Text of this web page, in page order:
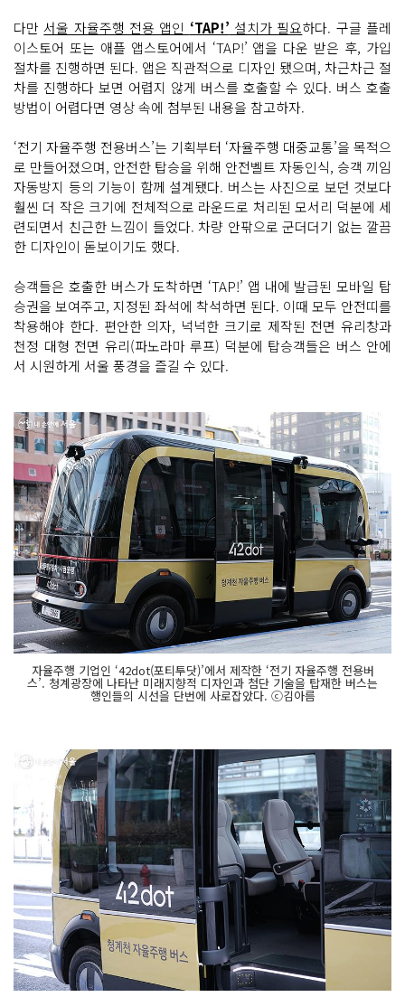
다만서울 자율주행 전용 앱인 ‘TAP!’ 설치가 필요하다. 구글 플레
이스토어 또는 애플 앱스토어에서 ‘TAP!’ 앱을 다운 받은 후, 가입
절차를 진행하면 된다. 앱은 직관적으로 디자인 됐으며, 차근차근 절
차를 진행하다 보면 어렵지 않게 버스를 호출할 수 있다. 버스 호출
방법이 어렵다면 영상 속에 첨부된 내용을 참고하자.
‘전기 자율주행 전용버스’는 기획부터 ‘자율주행 대중교통’을 목적으
로 만들어졌으며, 안전한 탑승을 위해 안전벨트 자동인식, 승객 끼임
자동방지 등의 기능이 함께 설계됐다. 버스는 사진으로 보던 것보다
훨씬 더 작은 크기에 전체적으로 라운드로 처리된 모서리 덕분에 세
련되면서 친근한 느낌이 들었다. 차량 안팎으로 군더더기 없는 깔끔
한 디자인이 돋보이기도 했다.
승객들은 호출한 버스가 도착하면 ‘TAP!’ 앱 내에 발급된 모바일 탑
승권을 보여주고, 지정된 좌석에 착석하면 된다. 이때 모두 안전띠를
착용해야 한다. 편안한 의자, 넉넉한 크기로 제작된 전면 유리창과
천정 대형 전면 유리(파노라마 루프) 덕분에 탑승객들은 버스 안에
서 시원하게 서울 풍경을 즐길 수 있다.
자율주행 기업인 ‘42dot(포티투닷)’에서 제작한 ‘전기 자율주행 전용버
스’. 청계광장에 나타난 미래지향적 디자인과 첨단 기술을 탑재한 버스는
행인들의 시선을 단번에 사로잡았다. ⓒ김아름